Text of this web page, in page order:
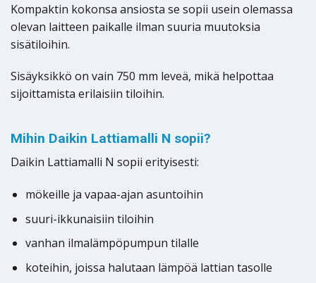
Kompaktin kokonsa ansiosta se sopii usein olemassa
olevan laitteen paikalle ilman suuria muutoksia
sisätiloihin.
Sisäyksikkö on vain 750 mm leveä, mikä helpottaa
sijoittamista erilaisiin tiloihin.
Mihin Daikin Lattiamalli N sopii?
Daikin Lattiamalli N sopii erityisesti:
mökeille ja vapaa-ajan asuntoihin
suuri-ikkunaisiin tiloihin
vanhan ilmalämpöpumpun tilalle
koteihin, joissa halutaan lämpöä lattian tasolle